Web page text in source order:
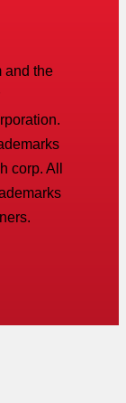
and the
corp. All